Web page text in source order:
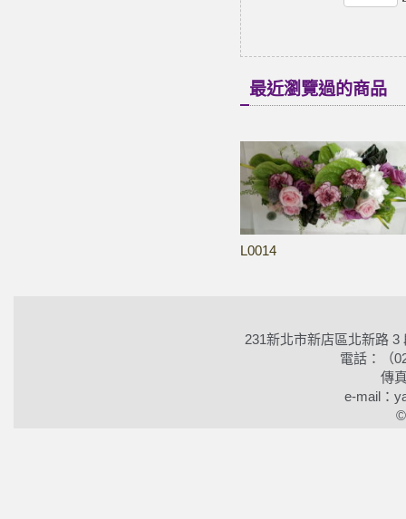
最近瀏覽過的商品
L0014
231新北市新店區北新路
電話：（
傳
e-mail：